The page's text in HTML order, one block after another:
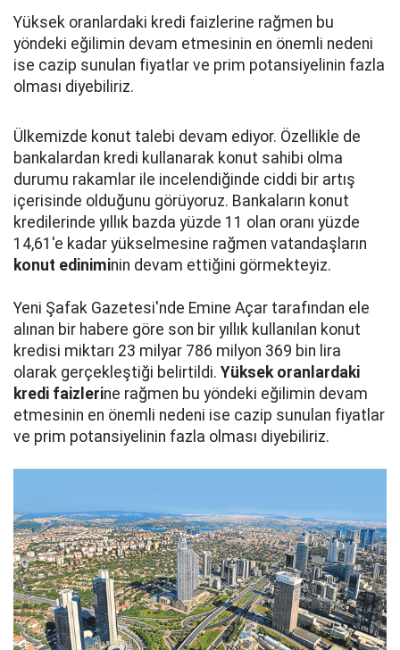
Yüksek oranlardaki kredi faizlerine rağmen bu
yöndeki eğilimin devam etmesinin en önemli nedeni
ise cazip sunulan fiyatlar ve prim potansiyelinin fazla
olması diyebiliriz.
Ülkemizde konut talebi devam ediyor. Özellikle de
bankalardan kredi kullanarak konut sahibi olma
durumu rakamlar ile incelendiğinde ciddi bir artış
içerisinde olduğunu görüyoruz. Bankaların konut
kredilerinde yıllık bazda yüzde 11 olan oranı yüzde
14,61'e kadar yükselmesine rağmen vatandaşların
konut ediniminin devam ettiğini görmekteyiz.
Yeni Şafak Gazetesi'nde Emine Açar tarafından ele
alınan bir habere göre son bir yıllık kullanılan konut
kredisi miktarı 23 milyar 786 milyon 369 bin lira
olarak gerçekleştiği belirtildi. Yüksek oranlardaki
kredi faizlerine rağmen bu yöndeki eğilimin devam
etmesinin en önemli nedeni ise cazip sunulan fiyatlar
ve prim potansiyelinin fazla olması diyebiliriz.